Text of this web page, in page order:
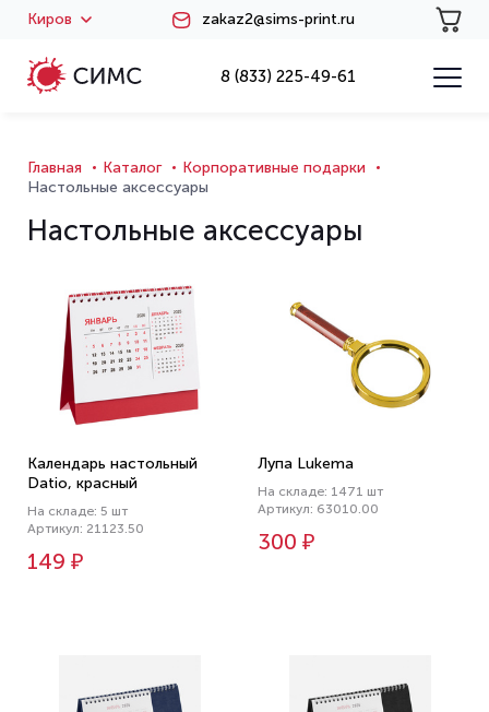
Киров zakaz2@sims-print.ru
8 (833) 225-49-61
Главная Каталог
Корпоративные подарки
Настольные аксессуары
Настольные аксессуары
Календарь настольный
Datio, красный
На складе: 5 шт
Артикул: 21123.50
149 ₽
Лупа Lukema
На складе: 1471 шт
Артикул: 63010.00
300 ₽